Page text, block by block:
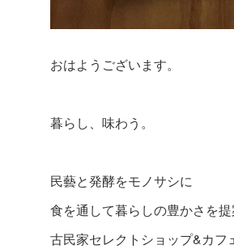
おはようございます。
暮らし、味わう。
民藝と発酵をモノサシに
食を通して暮らしの豊かさを
古民家セレクトショップ&カ